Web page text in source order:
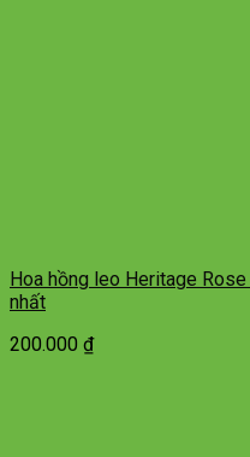
Hoa hồng leo Heritage
nhất
200.000 ₫